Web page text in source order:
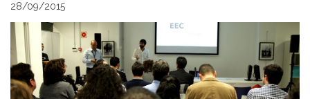
28/09/2015